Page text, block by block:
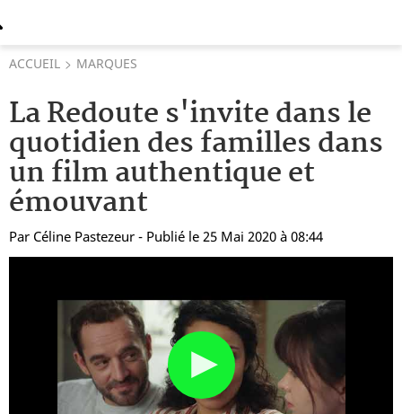
ACCUEIL MARQUES
La Redoute s'invite dans le
quotidien des familles dans
un film authentique et
émouvant
Par Céline Pastezeur - Publié le 25 Mai 2020 à 08:44